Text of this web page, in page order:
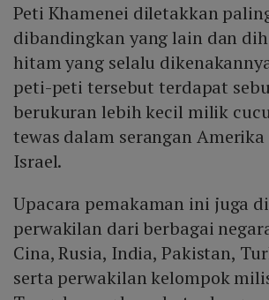
Peti Khamenei diletakkan
dibandingkan yang lain dan
hitam yang selalu
peti-peti tersebut terdapat
berukuran lebih kecil milik
tewas dalam serangan
Israel.
Upacara pemakaman ini juga
perwakilan dari berbagai
Cina, Rusia, India, Pakistan,
serta perwakilan kelompok